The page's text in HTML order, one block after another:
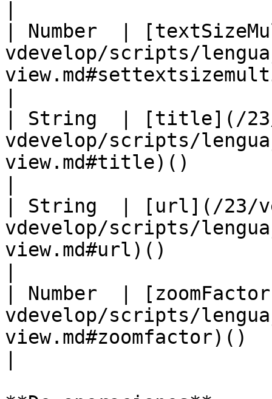
| Number  |
vdevelop/scripts/
| String  | [title](/23/
vdevelop/scripts/
view.md#title)()
| String  | [url](/23/
vdevelop/scripts/
view.md#url)()
| Number  |
vdevelop/scripts/
view.md#zoomfactor)()